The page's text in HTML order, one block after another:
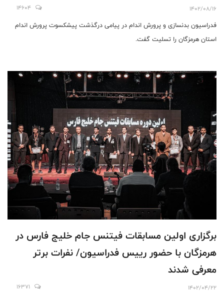
1402/08/16
14604
فدراسیون بدنسازی و پرورش اندام در پیامی درگذشت پیشکسوت پرورش اندام
استان هرمزگان را تسلیت گفت.
برگزارى اولين مسابقات فيتنس جام خليج فارس در
هرمزگان با حضور رييس فدراسيون/ نفرات برتر
معرفى شدند
1402/04/22
16371